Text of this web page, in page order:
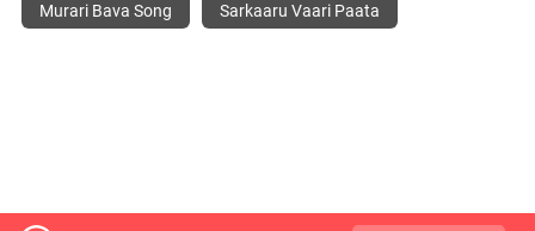
Murari Bava Song Sarkaaru Vaari Paata